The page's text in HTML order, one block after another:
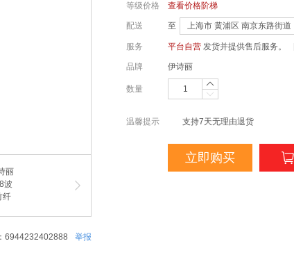
举报
6944232402888
等级价格 查看价格阶梯
配送 至 上海市 黄浦区 南京东路街道
服务
平台自营 发货并提供售后服务。
品牌 伊诗丽
数量
温馨提示 支持7天无理由退货
立即购买